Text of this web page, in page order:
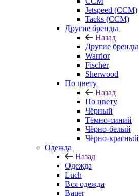
Jetspeed (CCM)
Tacks (CCM)
Другие бренды
Назад
Другие бренды
Warrior
Fischer
Sherwood
По цвету
Назад
По цвету
Чёрный
Тёмно-синий
Чёрно-белый
Чёрно-красный
Одежда
Назад
Одежда
Luch
Вся одежда
Bauer